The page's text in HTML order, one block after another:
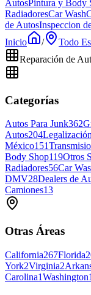
AutosPintura y Body
RadiadoresCar Wash
de AutosInspeccion
Inicio
/ Todo
Reparación de
Categorías
Autos Para Junk362
Autos204
México151
Body Shop119Otros
Radiadores56Car
DMV28Dealers de
Camiones13
Otras Áreas
California267Florida
York2Virginia2
Carolina1Washington1